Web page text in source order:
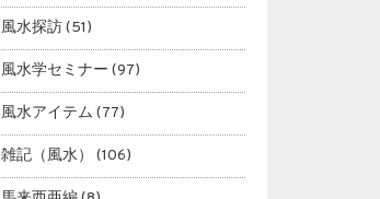
風水探訪(51)
風水学セミナー (97)
風水アイテム (77)
雑記（風水） (106)